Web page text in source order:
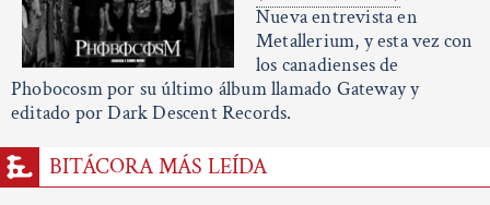
Nueva entrevista en
Metallerium, y esta vez con
los canadienses de
Phobocosm por su último álbum llamado Gateway y
editado por Dark Descent Records.
BITÁCORA MÁS LEÍDA